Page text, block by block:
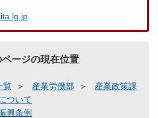
ページの現在位置
覧 産業労働部
産業政策課
ついて
興条例